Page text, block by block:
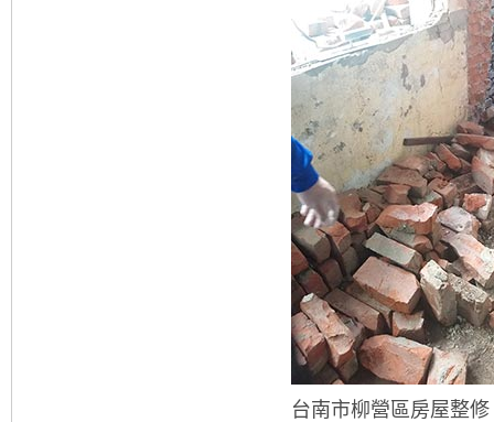
台南市柳營區房屋整修